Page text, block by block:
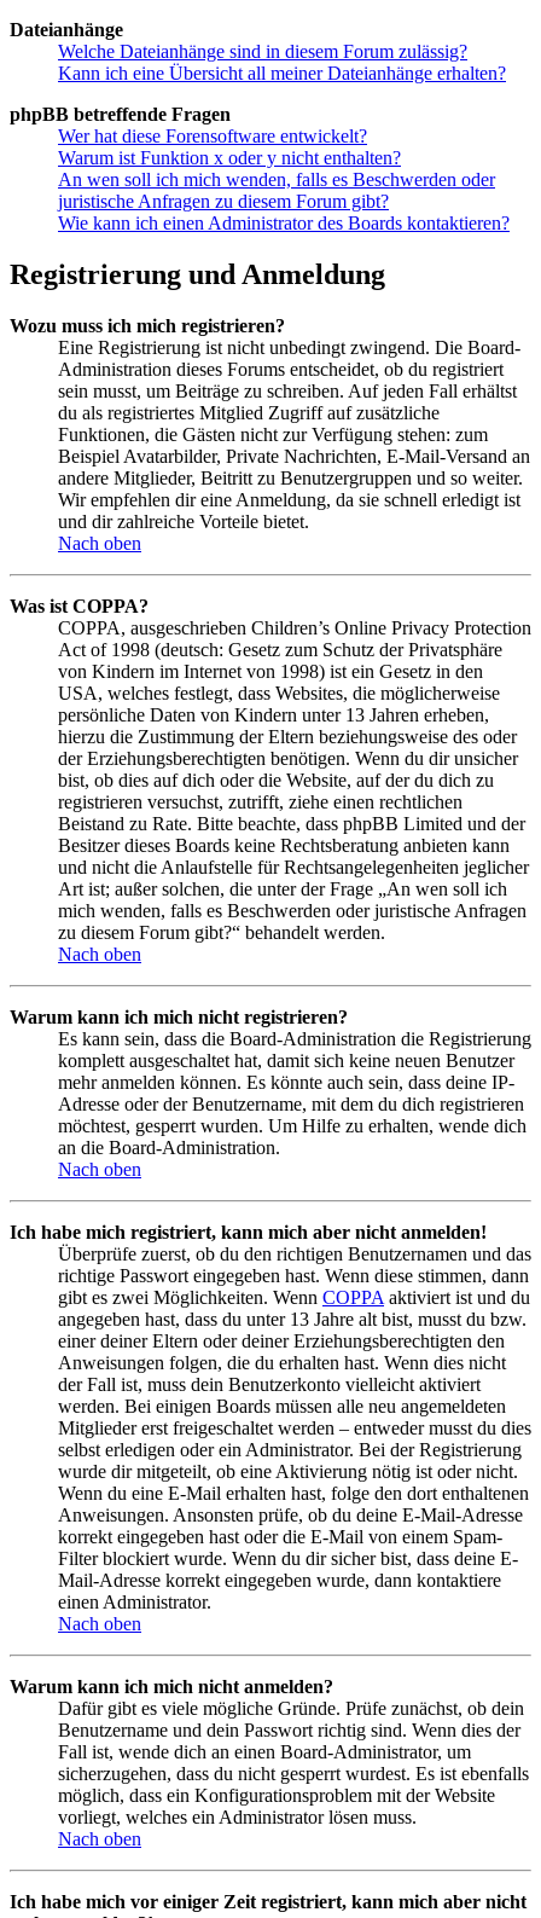
Dateianhänge
Welche Dateianhänge sind in diesem Forum zulässig?
Kann ich eine Übersicht all meiner Dateianhänge erhalten?
phpBB betreffende Fragen
Wer hat diese Forensoftware entwickelt?
Warum ist Funktion x oder y nicht enthalten?
An wen soll ich mich wenden, falls es Beschwerden oder
juristische Anfragen zu diesem Forum gibt?
Wie kann ich einen Administrator des Boards kontaktieren?
Registrierung und Anmeldung
Wozu muss ich mich registrieren?
Eine Registrierung ist nicht unbedingt zwingend. Die Board-
Administration dieses Forums entscheidet, ob du registriert
sein musst, um Beiträge zu schreiben. Auf jeden Fall erhältst
du als registriertes Mitglied Zugriff auf zusätzliche
Funktionen, die Gästen nicht zur Verfügung stehen: zum
Beispiel Avatarbilder, Private Nachrichten, E-Mail-Versand an
andere Mitglieder, Beitritt zu Benutzergruppen und so weiter.
Wir empfehlen dir eine Anmeldung, da sie schnell erledigt ist
und dir zahlreiche Vorteile bietet.
Nach oben
Was ist COPPA?
COPPA, ausgeschrieben Children’s Online Privacy Protection
Act of 1998 (deutsch: Gesetz zum Schutz der Privatsphäre
von Kindern im Internet von 1998) ist ein Gesetz in den
USA, welches festlegt, dass Websites, die möglicherweise
persönliche Daten von Kindern unter 13 Jahren erheben,
hierzu die Zustimmung der Eltern beziehungsweise des oder
der Erziehungsberechtigten benötigen. Wenn du dir unsicher
bist, ob dies auf dich oder die Website, auf der du dich zu
registrieren versuchst, zutrifft, ziehe einen rechtlichen
Beistand zu Rate. Bitte beachte, dass phpBB Limited und der
Besitzer dieses Boards keine Rechtsberatung anbieten kann
und nicht die Anlaufstelle für Rechtsangelegenheiten jeglicher
Art ist; außer solchen, die unter der Frage „An wen soll ich
mich wenden, falls es Beschwerden oder juristische Anfragen
zu diesem Forum gibt?“ behandelt werden.
Nach oben
Warum kann ich mich nicht registrieren?
Es kann sein, dass die Board-Administration die Registrierung
komplett ausgeschaltet hat, damit sich keine neuen Benutzer
mehr anmelden können. Es könnte auch sein, dass deine IP-
Adresse oder der Benutzername, mit dem du dich registrieren
möchtest, gesperrt wurden. Um Hilfe zu erhalten, wende dich
an die Board-Administration.
Nach oben
Ich habe mich registriert, kann mich aber nicht anmelden!
Überprüfe zuerst, ob du den richtigen Benutzernamen und das
richtige Passwort eingegeben hast. Wenn diese stimmen, dann
gibt es zwei Möglichkeiten. Wenn COPPA aktiviert ist und du
angegeben hast, dass du unter 13 Jahre alt bist, musst du bzw.
einer deiner Eltern oder deiner Erziehungsberechtigten den
Anweisungen folgen, die du erhalten hast. Wenn dies nicht
der Fall ist, muss dein Benutzerkonto vielleicht aktiviert
werden. Bei einigen Boards müssen alle neu angemeldeten
Mitglieder erst freigeschaltet werden – entweder musst du dies
selbst erledigen oder ein Administrator. Bei der Registrierung
wurde dir mitgeteilt, ob eine Aktivierung nötig ist oder nicht.
Wenn du eine E-Mail erhalten hast, folge den dort enthaltenen
Anweisungen. Ansonsten prüfe, ob du deine E-Mail-Adresse
korrekt eingegeben hast oder die E-Mail von einem Spam-
Filter blockiert wurde. Wenn du dir sicher bist, dass deine E-
Mail-Adresse korrekt eingegeben wurde, dann kontaktiere
einen Administrator.
Nach oben
Warum kann ich mich nicht anmelden?
Dafür gibt es viele mögliche Gründe. Prüfe zunächst, ob dein
Benutzername und dein Passwort richtig sind. Wenn dies der
Fall ist, wende dich an einen Board-Administrator, um
sicherzugehen, dass du nicht gesperrt wurdest. Es ist ebenfalls
möglich, dass ein Konfigurationsproblem mit der Website
vorliegt, welches ein Administrator lösen muss.
Nach oben
Ich habe mich vor einiger Zeit registriert, kann mich aber nicht